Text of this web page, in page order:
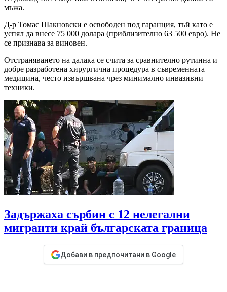
мъжа.
Д-р Томас Шакновски е освободен под гаранция, тъй като е
успял да внесе 75 000 долара (приблизително 63 500 евро). Не
се признава за виновен.
Отстраняването на далака се счита за сравнително рутинна и
добре разработена хирургична процедура в съвременната
медицина, често извършвана чрез минимално инвазивни
техники.
Задържаха сърбин с 12 нелегални
мигранти край българската граница
Добави в предпочитани в Google